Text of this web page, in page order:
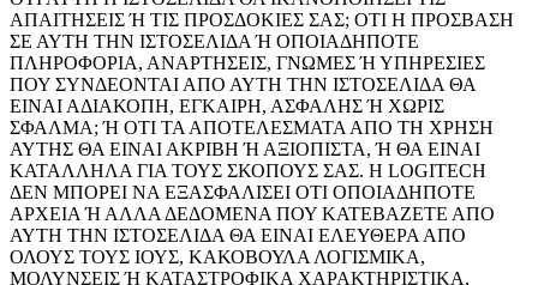
ΑΠΑΙΤΗΣΕΙΣ Ή ΤΙΣ ΠΡΟΣΔΟΚΙΕΣ ΣΑΣ; ΟΤΙ Η ΠΡΟΣΒΑΣΗ
ΣΕ ΑΥΤΗ ΤΗΝ ΙΣΤΟΣΕΛΙΔΑ Ή ΟΠΟΙΑΔΗΠΟΤΕ
ΠΛΗΡΟΦΟΡΙΑ, ΑΝΑΡΤΗΣΕΙΣ, ΓΝΩΜΕΣ Ή ΥΠΗΡΕΣΙΕΣ
ΠΟΥ ΣΥΝΔΕΟΝΤΑΙ ΑΠΟ ΑΥΤΗ ΤΗΝ ΙΣΤΟΣΕΛΙΔΑ ΘΑ
ΕΙΝΑΙ ΑΔΙΑΚΟΠΗ, ΕΓΚΑΙΡΗ, ΑΣΦΑΛΗΣ Ή ΧΩΡΙΣ
ΣΦΑΛΜΑ; Ή ΟΤΙ ΤΑ ΑΠΟΤΕΛΕΣΜΑΤΑ ΑΠΟ ΤΗ ΧΡΗΣΗ
ΑΥΤΗΣ ΘΑ ΕΙΝΑΙ ΑΚΡΙΒΗ Ή ΑΞΙΟΠΙΣΤΑ, Ή ΘΑ ΕΙΝΑΙ
ΚΑΤΑΛΛΗΛΑ ΓΙΑ ΤΟΥΣ ΣΚΟΠΟΥΣ ΣΑΣ. Η LOGITECH
ΔΕΝ ΜΠΟΡΕΙ ΝΑ ΕΞΑΣΦΑΛΙΣΕΙ ΟΤΙ ΟΠΟΙΑΔΗΠΟΤΕ
ΑΡΧΕΙΑ Ή ΑΛΛΑ ΔΕΔΟΜΕΝΑ ΠΟΥ ΚΑΤΕΒΑΖΕΤΕ ΑΠΟ
ΑΥΤΗ ΤΗΝ ΙΣΤΟΣΕΛΙΔΑ ΘΑ ΕΙΝΑΙ ΕΛΕΥΘΕΡΑ ΑΠΟ
ΟΛΟΥΣ ΤΟΥΣ ΙΟΥΣ, ΚΑΚΟΒΟΥΛΑ ΛΟΓΙΣΜΙΚΑ,
ΜΟΛΥΝΣΕΙΣ Ή ΚΑΤΑΣΤΡΟΦΙΚΑ ΧΑΡΑΚΤΗΡΙΣΤΙΚΑ,